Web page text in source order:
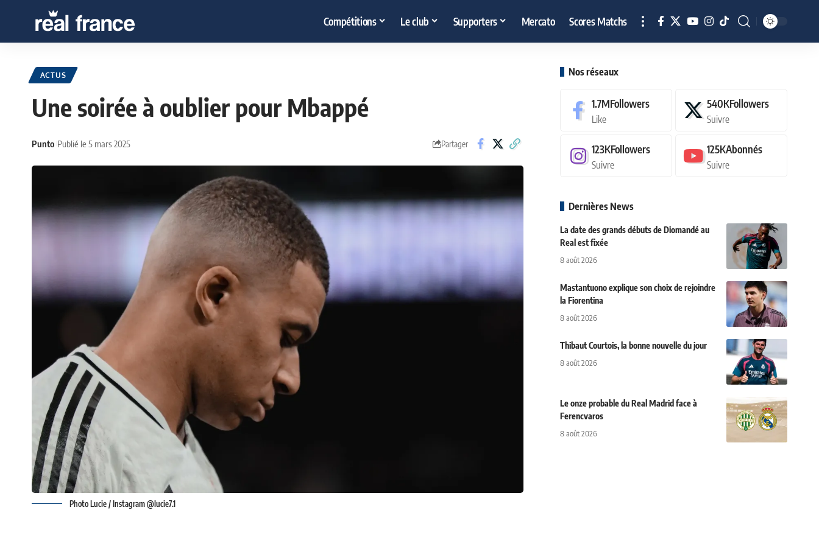
Compétitions Le club Supporters Mercato Scores Matchs
ACTUS
Une soirée à oublier pour Mbappé
Punto Publié le 5 mars 2025 Partager
Photo Lucie / Instagram @lucie7.1
Nos réseaux
1.7MFollowers
Like
540KFollowers
Suivre
123KFollowers
Suivre
125KAbonnés
Suivre
Dernières News
La date des grands débuts de Diomandé au
Real est fixée
8 août 2026
Mastantuono explique son choix de rejoindre
la Fiorentina
8 août 2026
Thibaut Courtois, la bonne nouvelle du jour
8 août 2026
Le onze probable du Real Madrid face à
Ferencvaros
8 août 2026